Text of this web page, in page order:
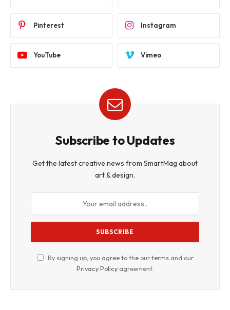
Pinterest Instagram
YouTube Vimeo
Subscribe to Updates
Get the latest creative news from SmartMag about
art & design.
By signing up, you agree to the our terms and our
Privacy Policyagreement.